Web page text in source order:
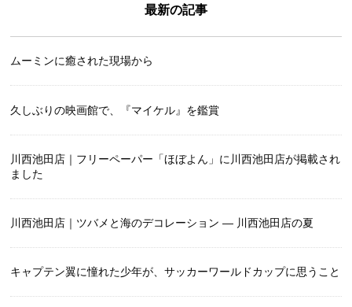
最新の記事
ムーミンに癒された現場から
久しぶりの映画館で、『マイケル』を鑑賞
川西池田店｜フリーペーパー「ほぼよん」に川西池田店が掲載され
ました
川西池田店｜ツバメと海のデコレーション ― 川西池田店の夏
キャプテン翼に憧れた少年が、サッカーワールドカップに思うこと